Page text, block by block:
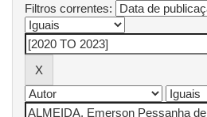
Filtros correntes: